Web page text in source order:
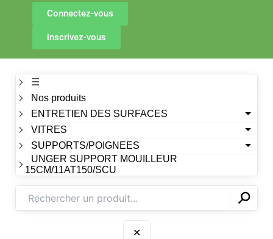
Connectez-vous
inscrivez-vous
☰
Nos produits
ENTRETIEN DES SURFACES
VITRES
SUPPORTS/POIGNEES
UNGER SUPPORT MOUILLEUR
15CM/11AT150/SCU
✕⚲
✕